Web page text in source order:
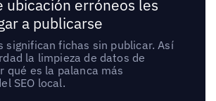
ubicación erróneos les
a publicarse
significan fichas sin publicar. Así
la limpieza de datos de
qué es la palanca más
SEO local.